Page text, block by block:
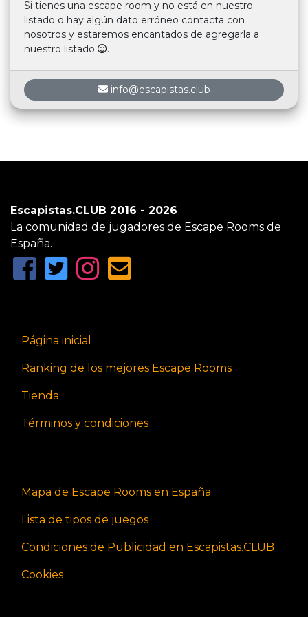
Si tienes una escape room y no está en nuestro
listado o hay algún dato erróneo contacta con
nosotros y estaremos encantados de agregarla a
nuestro listado
.
info@escapistas.club
Escapistas.CLUB 2016 - 2026
La comunidad de jugadores de Escape Rooms de
España.
Página inicial
Ranking de los mejores Escape Rooms
Tienda
Términos y condiciones
Mapa de Escape Rooms en España
Lista de tipos de juegos
Condiciones de Publicidad en Escapistas.CLUB
Cookies